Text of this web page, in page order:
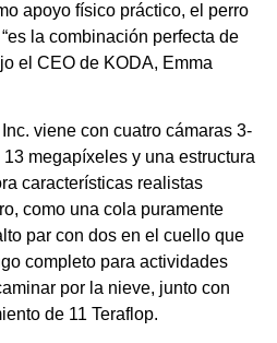
apoyo físico práctico, el perro
la combinación perfecta de
el CEO de KODA, Emma
viene con cuatro cámaras 3-
megapíxeles y una estructura
características realistas
como una cola puramente
par con dos en el cuello que
completo para actividades
por la nieve, junto con
de 11 Teraflop.